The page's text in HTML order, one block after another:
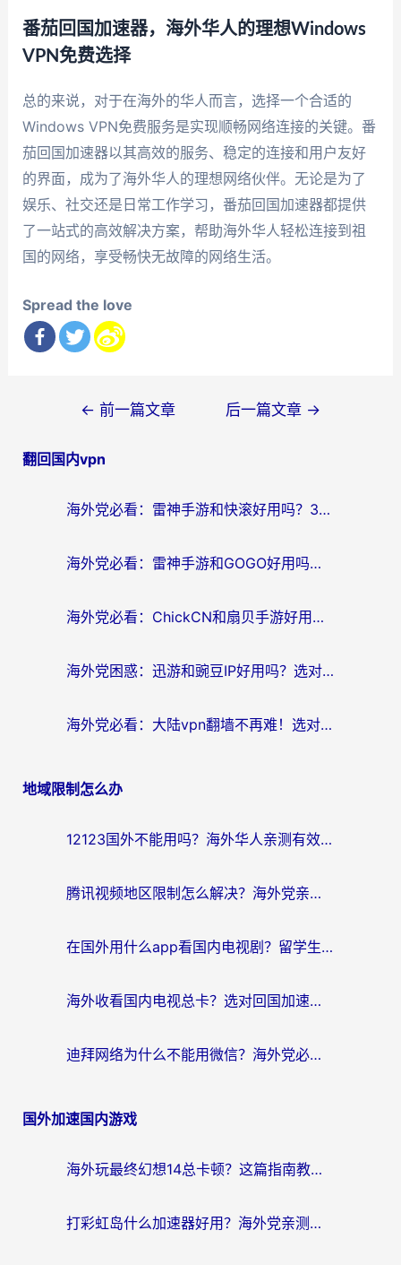
番茄回国加速器，海外华人的理想Windows
VPN免费选择
总的来说，对于在海外的华人而言，选择一个合适的
Windows VPN免费服务是实现顺畅网络连接的关键。番
茄回国加速器以其高效的服务、稳定的连接和用户友好
的界面，成为了海外华人的理想网络伙伴。无论是为了
娱乐、社交还是日常工作学习，番茄回国加速器都提供
了一站式的高效解决方案，帮助海外华人轻松连接到祖
国的网络，享受畅快无故障的网络生活。
Spread the love
导
← 前一篇文章 后一篇文章 →
翻回国内vpn
海外党必看：雷神手游和快滚好用吗？3步选对回国加速器无缝刷国内资源
海外党必看：雷神手游和GOGO好用吗？3步选对回国加速器，无缝刷剧玩原神
海外党必看：ChickCN和扇贝手游好用吗？3步选对回国加速器无缝刷国内资源
海外党困惑：迅游和豌豆IP好用吗？选对回国加速器，刷剧游戏再也不卡
海外党必看：大陆vpn翻墙不再难！选对加速器，无缝刷国内资源
地域限制怎么办
12123国外不能用吗？海外华人亲测有效的回国加速方案来了
腾讯视频地区限制怎么解决？海外党亲测有效的回国加速器选择指南
在国外用什么app看国内电视剧？留学生亲测有效的回国加速方案
海外收看国内电视总卡？选对回国加速器，让你流畅追《狂飙》《长相思》
迪拜网络为什么不能用微信？海外党必看的回国加速解决方案
国外加速国内游戏
海外玩最终幻想14总卡顿？这篇指南教你选对加速器（附非洲美国玩家实测）
打彩虹岛什么加速器好用？海外党亲测的国服游戏加速终极指南